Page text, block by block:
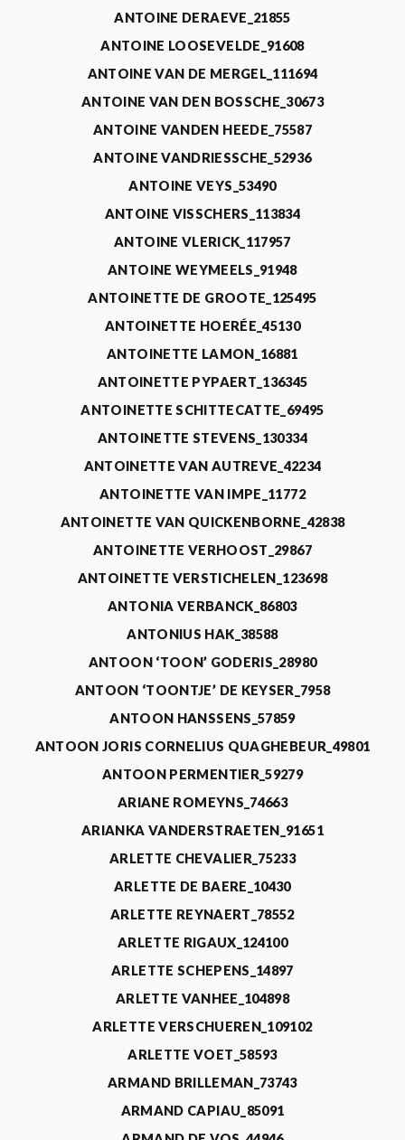
ANTOINE DERAEVE_21855
ANTOINE LOOSEVELDE_91608
ANTOINE VAN DE MERGEL_111694
ANTOINE VAN DEN BOSSCHE_30673
ANTOINE VANDEN HEEDE_75587
ANTOINE VANDRIESSCHE_52936
ANTOINE VEYS_53490
ANTOINE VISSCHERS_113834
ANTOINE VLERICK_117957
ANTOINE WEYMEELS_91948
ANTOINETTE DE GROOTE_125495
ANTOINETTE HOERÉE_45130
ANTOINETTE LAMON_16881
ANTOINETTE PYPAERT_136345
ANTOINETTE SCHITTECATTE_69495
ANTOINETTE STEVENS_130334
ANTOINETTE VAN AUTREVE_42234
ANTOINETTE VAN IMPE_11772
ANTOINETTE VAN QUICKENBORNE_42838
ANTOINETTE VERHOOST_29867
ANTOINETTE VERSTICHELEN_123698
ANTONIA VERBANCK_86803
ANTONIUS HAK_38588
ANTOON ‘TOON’ GODERIS_28980
ANTOON ‘TOONTJE’ DE KEYSER_7958
ANTOON HANSSENS_57859
ANTOON JORIS CORNELIUS QUAGHEBEUR_49801
ANTOON PERMENTIER_59279
ARIANE ROMEYNS_74663
ARIANKA VANDERSTRAETEN_91651
ARLETTE CHEVALIER_75233
ARLETTE DE BAERE_10430
ARLETTE REYNAERT_78552
ARLETTE RIGAUX_124100
ARLETTE SCHEPENS_14897
ARLETTE VANHEE_104898
ARLETTE VERSCHUEREN_109102
ARLETTE VOET_58593
ARMAND BRILLEMAN_73743
ARMAND CAPIAU_85091